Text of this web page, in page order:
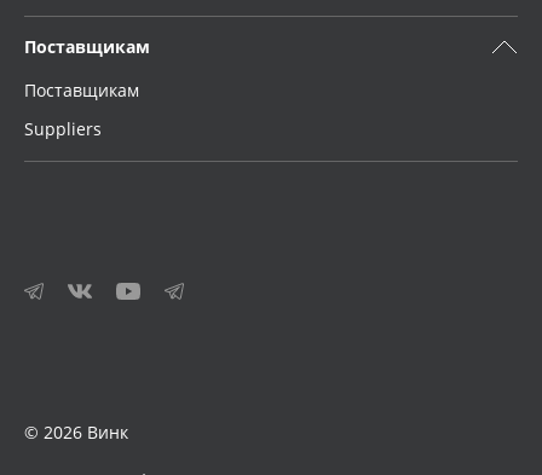
Поставщикам
Поставщикам
Suppliers
© 2026 Винк